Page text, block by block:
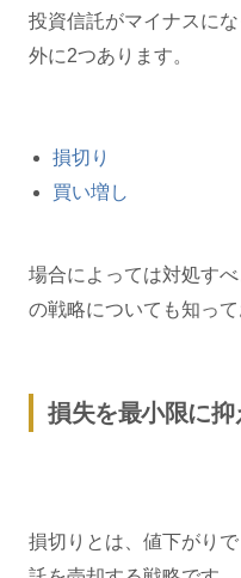
投資信託がマイナスに
外に2つあります。
損切り
買い増し
場合によっては対処す
の戦略についても知って
損失を最小限に抑
損切りとは、値下がり